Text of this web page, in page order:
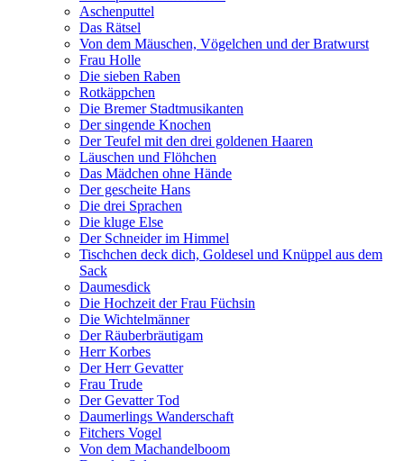
Aschenputtel
Das Rätsel
Von dem Mäuschen, Vögelchen und der Bratwurst
Frau Holle
Die sieben Raben
Rotkäppchen
Die Bremer Stadtmusikanten
Der singende Knochen
Der Teufel mit den drei goldenen Haaren
Läuschen und Flöhchen
Das Mädchen ohne Hände
Der gescheite Hans
Die drei Sprachen
Die kluge Else
Der Schneider im Himmel
Tischchen deck dich, Goldesel und Knüppel aus dem
Sack
Daumesdick
Die Hochzeit der Frau Füchsin
Die Wichtelmänner
Der Räuberbräutigam
Herr Korbes
Der Herr Gevatter
Frau Trude
Der Gevatter Tod
Daumerlings Wanderschaft
Fitchers Vogel
Von dem Machandelboom